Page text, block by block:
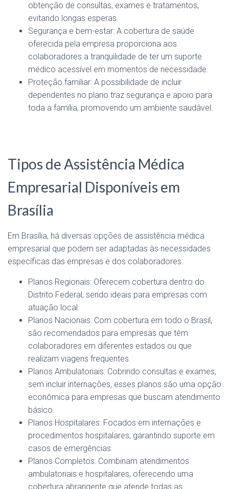
obtenção de consultas, exames e tratamentos,
evitando longas esperas.
Segurança e bem-estar: A cobertura de saúde
oferecida pela empresa proporciona aos
colaboradores a tranquilidade de ter um suporte
médico acessível em momentos de necessidade.
Proteção familiar: A possibilidade de incluir
dependentes no plano traz segurança e apoio para
toda a família, promovendo um ambiente saudável.
Tipos de Assistência Médica
Empresarial Disponíveis em
Brasília
Em Brasília, há diversas opções de assistência médica
empresarial que podem ser adaptadas às necessidades
específicas das empresas e dos colaboradores:
Planos Regionais: Oferecem cobertura dentro do
Distrito Federal, sendo ideais para empresas com
atuação local.
Planos Nacionais: Com cobertura em todo o Brasil,
são recomendados para empresas que têm
colaboradores em diferentes estados ou que
realizam viagens frequentes.
Planos Ambulatoriais: Cobrindo consultas e exames,
sem incluir internações, esses planos são uma opção
econômica para empresas que buscam atendimento
básico.
Planos Hospitalares: Focados em internações e
procedimentos hospitalares, garantindo suporte em
casos de emergências.
Planos Completos: Combinam atendimentos
ambulatoriais e hospitalares, oferecendo uma
cobertura abrangente que atende todas as